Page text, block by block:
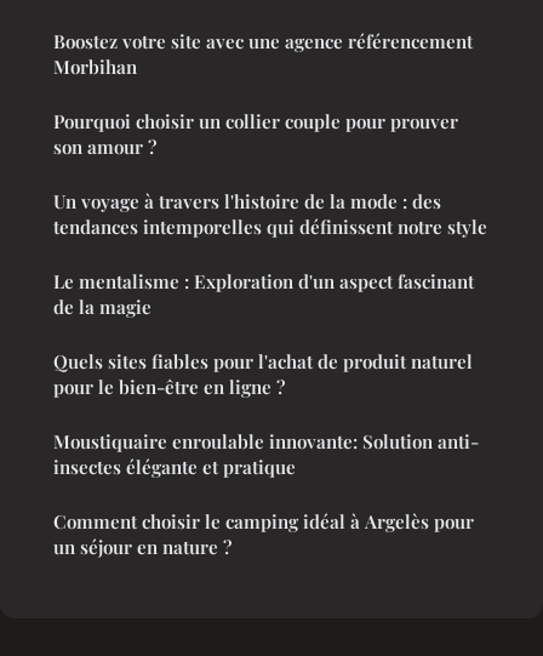
Boostez votre site avec une agence référencement
Morbihan
Pourquoi choisir un collier couple pour prouver
son amour ?
Un voyage à travers l'histoire de la mode : des
tendances intemporelles qui définissent notre style
Le mentalisme : Exploration d'un aspect fascinant
de la magie
Quels sites fiables pour l'achat de produit naturel
pour le bien-être en ligne ?
Moustiquaire enroulable innovante: Solution anti-
insectes élégante et pratique
Comment choisir le camping idéal à Argelès pour
un séjour en nature ?